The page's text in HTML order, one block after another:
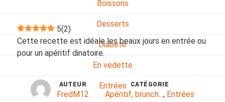
Boissons
Desserts
Diabete
En vedette
Entrées
5(2)
Cette recette est idéale les beaux jours en entrée ou
pour un apéritif dinatoire.
AUTEUR
FredM12
CATÉGORIE
Apéritif, brunch..., Entrées